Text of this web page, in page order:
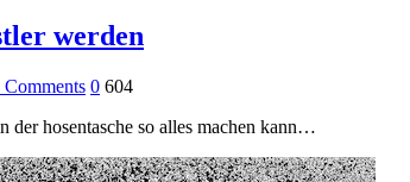
werden
Commentson
sollte
werden
0 604
der hosentasche so alles machen kann…